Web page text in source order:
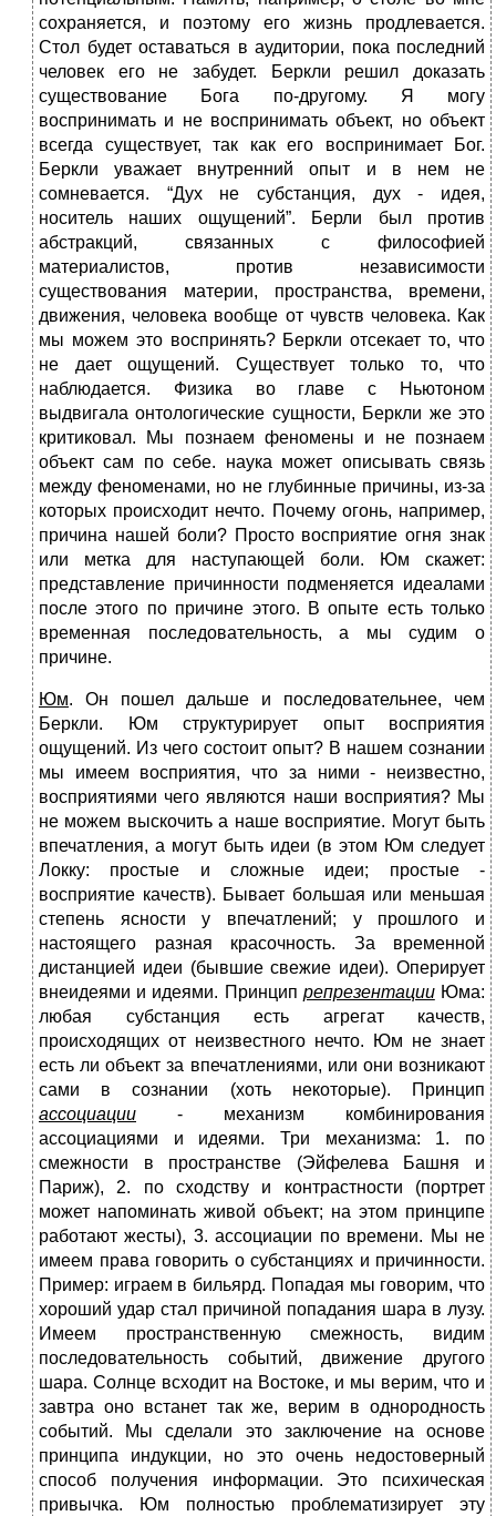
сохраняется, и поэтому его жизнь продлевается.
Стол будет оставаться в аудитории, пока последний
человек его не забудет. Беркли решил доказать
существование Бога по-другому. Я могу
воспринимать и не воспринимать объект, но объект
всегда существует, так как его воспринимает Бог.
Беркли уважает внутренний опыт и в нем не
сомневается. “Дух не субстанция, дух - идея,
носитель наших ощущений”. Берли был против
абстракций, связанных с философией
материалистов, против независимости
существования материи, пространства, времени,
движения, человека вообще от чувств человека. Как
мы можем это воспринять? Беркли отсекает то, что
не дает ощущений. Существует только то, что
наблюдается. Физика во главе с Ньютоном
выдвигала онтологические сущности, Беркли же это
критиковал. Мы познаем феномены и не познаем
объект сам по себе. наука может описывать связь
между феноменами, но не глубинные причины, из-за
которых происходит нечто. Почему огонь, например,
причина нашей боли? Просто восприятие огня знак
или метка для наступающей боли. Юм скажет:
представление причинности подменяется идеалами
после этого по причине этого. В опыте есть только
временная последовательность, а мы судим о
причине.
Юм. Он пошел дальше и последовательнее, чем
Беркли. Юм структурирует опыт восприятия
ощущений. Из чего состоит опыт? В нашем сознании
мы имеем восприятия, что за ними - неизвестно,
восприятиями чего являются наши восприятия? Мы
не можем выскочить а наше восприятие. Могут быть
впечатления, а могут быть идеи (в этом Юм следует
Локку: простые и сложные идеи; простые -
восприятие качеств). Бывает большая или меньшая
степень ясности у впечатлений; у прошлого и
настоящего разная красочность. За временной
дистанцией идеи (бывшие свежие идеи). Оперирует
внеидеями и идеями. Принцип репрезентацииЮма:
любая субстанция есть агрегат качеств,
происходящих от неизвестного нечто. Юм не знает
есть ли объект за впечатлениями, или они возникают
сами в сознании (хоть некоторые). Принцип
ассоциации - механизм комбинирования
ассоциациями и идеями. Три механизма: 1. по
смежности в пространстве (Эйфелева Башня и
Париж), 2. по сходству и контрастности (портрет
может напоминать живой объект; на этом принципе
работают жесты), 3. ассоциации по времени. Мы не
имеем права говорить о субстанциях и причинности.
Пример: играем в бильярд. Попадая мы говорим, что
хороший удар стал причиной попадания шара в лузу.
Имеем пространственную смежность, видим
последовательность событий, движение другого
шара. Солнце всходит на Востоке, и мы верим, что и
завтра оно встанет так же, верим в однородность
событий. Мы сделали это заключение на основе
принципа индукции, но это очень недостоверный
способ получения информации. Это психическая
привычка. Юм полностью проблематизирует эту